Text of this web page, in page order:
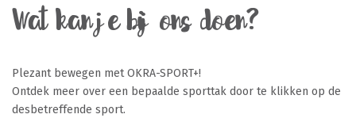
Wat kan je bij ons doen?
Plezant bewegen met OKRA-SPORT+!
Ontdek meer over een bepaalde sporttak door te klikken op de
desbetreffende sport.